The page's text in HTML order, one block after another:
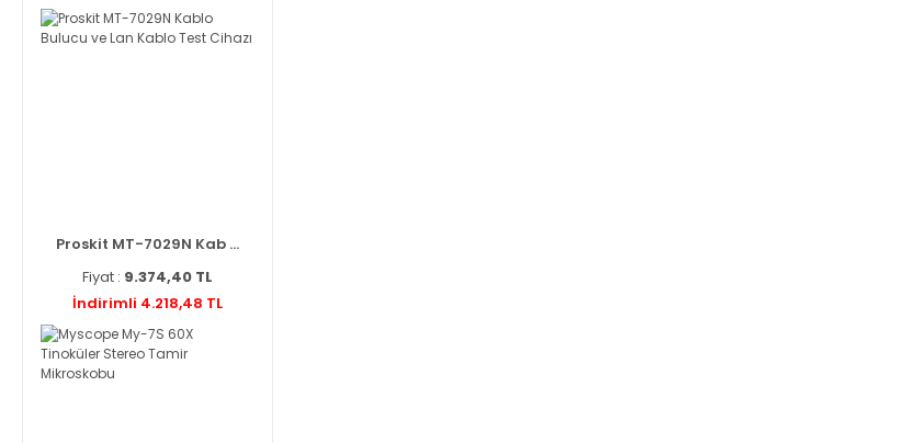
Proskit MT-7029N Kab ...
Fiyat : 9.374,40 TL
İndirimli 4.218,48 TL